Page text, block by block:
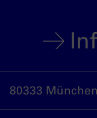
80333 München